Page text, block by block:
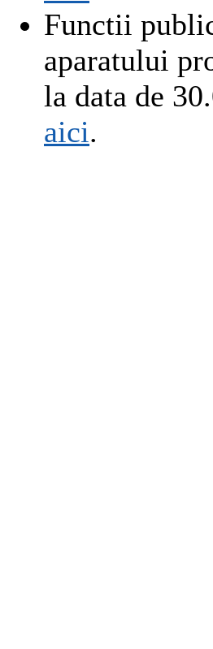
Functii
aparatului
la data de
aici.